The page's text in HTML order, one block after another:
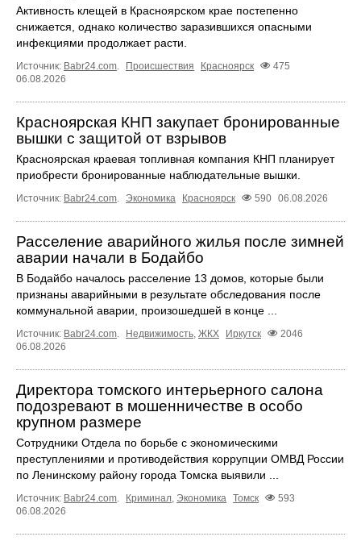
Активность клещей в Красноярском крае постепенно
снижается, однако количество заразившихся опасными
инфекциями продолжает расти.
Источник: Babr24.com. Происшествия Красноярск
475
06.08.2026
Красноярская КНП закупает бронированные
вышки с защитой от взрывов
Красноярская краевая топливная компания КНП планирует
приобрести бронированные наблюдательные вышки.
Источник: Babr24.com. Экономика Красноярск 590 06.08.2026
Расселение аварийного жилья после зимней
аварии начали в Бодайбо
В Бодайбо началось расселение 13 домов, которые были
признаны аварийными в результате обследования после
коммунальной аварии, произошедшей в конце ...
Источник: Babr24.com. Недвижимость, ЖКХ Иркутск
2046
06.08.2026
Директора томского интерьерного салона
подозревают в мошенничестве в особо
крупном размере
Сотрудники Отдела по борьбе с экономическими
преступлениями и противодействия коррупции ОМВД России
по Ленинскому району города Томска выявили ...
Источник: Babr24.com. Криминал, Экономика Томск
593
06.08.2026